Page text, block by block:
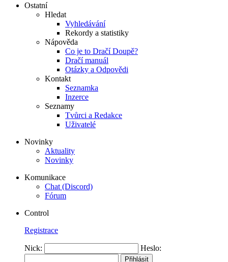
Ostatní
Hledat
Vyhledávání
Rekordy a statistiky
Nápověda
Co je to Dračí Doupě?
Dračí manuál
Otázky a Odpovědi
Kontakt
Seznamka
Inzerce
Seznamy
Tvůrci a Redakce
Uživatelé
Novinky
Aktuality
Novinky
Komunikace
Chat (Discord)
Fórum
Control
Registrace
Nick: Heslo: